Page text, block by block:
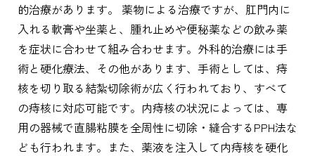
的治療があります。 薬物による治療ですが、肛門内に
入れる軟膏や坐薬と、腫れ止めや便秘薬などの飲み薬
を症状に合わせて組み合わせます。外科的治療には手
術と硬化療法、その他があります、手術としては、痔
核を切り取る結紮切除術が広く行われており、すべて
の痔核に対応可能です。内痔核の状況によっては、専
用の器械で直腸粘膜を全周性に切除・縫合するPPH法な
ども行われます。また、薬液を注入して内痔核を硬化